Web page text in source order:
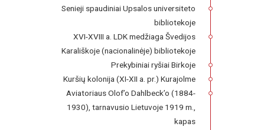
Senieji spaudiniai Upsalos universiteto
bibliotekoje
XVI-XVIII a. LDK medžiaga Švedijos
Karališkoje (nacionalinėje) bibliotekoje
Prekybiniai ryšiai Birkoje
Kuršių kolonija (XI-XII a. pr.) Kurajolme
Aviatoriaus Olof’o Dahlbeck’o (1884-
1930), tarnavusio Lietuvoje 1919 m.,
kapas